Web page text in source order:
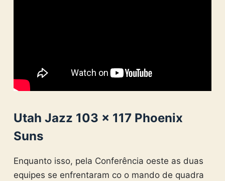
Utah Jazz 103 × 117 Phoenix
Suns
Enquanto isso, pela Conferência oeste as duas
equipes se enfrentaram co o mando de quadra